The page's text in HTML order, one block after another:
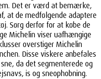
Det er værd at bemærke,
at de medfølgende adaptere
Sørg derfor for at købe de
Michelin viser uafhængige
overstiger Michelin
Disse viskere anbefales
da det segmenterede og
is og sneophobning.